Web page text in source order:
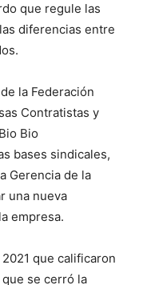
que regule las
diferencias entre
la Federación
Contratistas y
Bio
bases sindicales,
Gerencia de la
una nueva
empresa.
que calificaron
que se cerró la